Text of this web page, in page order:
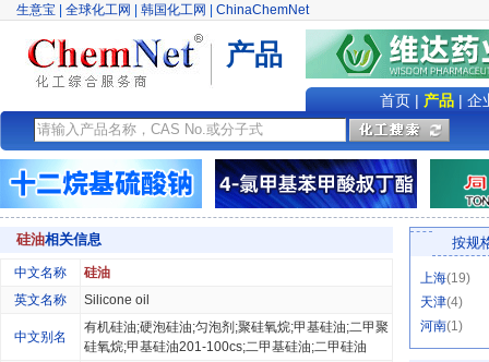
生意宝 全球化工网 韩国化工网 ChinaChemNet
产品
首页| 产品| 企
硅油相关信息
中文名称
硅油
英文名称
Silicone oil
中文别名
有机硅油;硬泡硅油;匀泡剂;聚硅氧烷;甲基硅油;二甲聚
硅氧烷;甲基硅油201-100cs;二甲基硅油;二甲硅油
按规
上海(19)
天津(4)
河南(1)